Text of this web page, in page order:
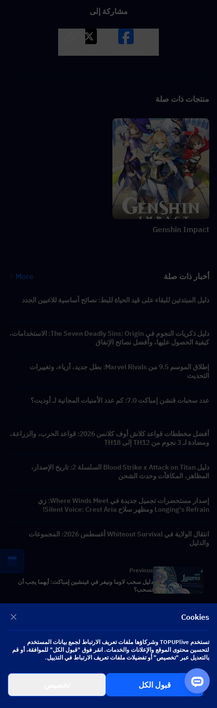
مشاركة إلى
منتجات ذات صلة
Genshin Impact
أخبار ذات صلة More
دليل المبتدئين للبقاء على قيد الحياة للبط: نصائح أساسية للاعبين الجدد
دليل ذكريات النجوم في The Seven Deadly Sins: Origin: الاستخدامات،
كيفية الحصول عليها، وأفضل نصائح الإنفاق
إطلاق الموسم 9.5 من Marvel Rivals: بطل جديد، أزياء، وتغييرات
التحديث
عدد سحبات قنشن إمباكت 7.0: كم عدد الأمنيات المجانية لـ أوديت؟
أفضل مخططات قواعد كلاش أوف كلانس 2026: قواعد الحرب، والزراعة،
ومضادة لـ 3 نجوم من TH12 إلى TH18
دليل Blood Strike x Attack on Titan السلسلة 2: تاريخ الإصدار،
المظاهر، المكافآت وحدث الشحن
إصدار مستحضرات تجميل جديدة في Where Winds Meet: زي
Longing's Refrain ومظهر سلاح Silent Voice: Crest Aria!
انتقال الولاية في Whiteout Survival أغسطس 2026: المجموعات
والدليل
Previous
دليل سحب لاوما ونيفر في غينشين إمباكت: أيهما يجب أن
تسحب؟
أحدث تسريبات غينشين إمباكت حول شنيزنايا: "إلى شنيزنايا
الولايات المتحدة - USD
Cookies
تستخدم TOPUPlive وشركاؤها ملفات تعريف الارتباط لجمع بيانات المستخدم
لتحسين محتوى الموقع والإعلانات والخدمات. انقر فوق "قبول الكل" للموافقة، أو قم
بالتعديل عبر "تخصيص" أو تفضيلات ملفات تعريف الارتباط في التذييل.
قبول الكل